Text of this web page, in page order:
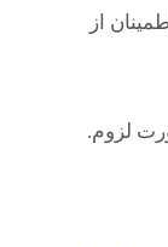
از
لزوم.